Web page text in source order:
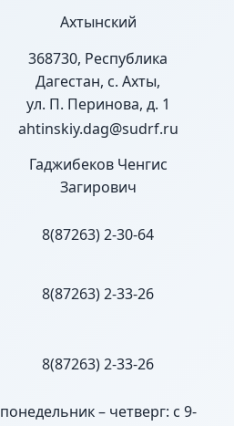
Ахтынский
368730, Республика
Дагестан, с. Ахты,
ул. П. Перинова, д. 1
ahtinskiy.dag@sudrf.ru
Гаджибеков Ченгис
Загирович
8(87263) 2-30-64
8(87263) 2-33-26
8(87263) 2-33-26
понедельник – четверг: с 9-